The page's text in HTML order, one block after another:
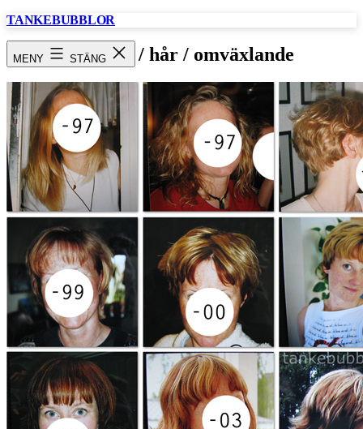
Hoppa
TANKEBUBBLOR
MENY STÄNG
frisyrer / hår / omväxlande